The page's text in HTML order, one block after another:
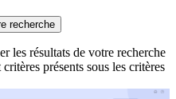
recherche
les résultats de votre recherche
présents sous les critères